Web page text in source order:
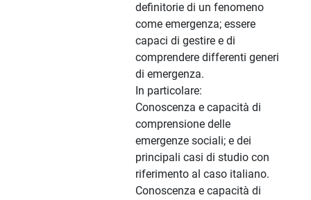
definitorie di un fenomeno
come emergenza; essere
capaci di gestire e di
comprendere differenti generi
di emergenza.
In particolare:
Conoscenza e capacità di
comprensione delle
emergenze sociali; e dei
principali casi di studio con
riferimento al caso italiano.
Conoscenza e capacità di